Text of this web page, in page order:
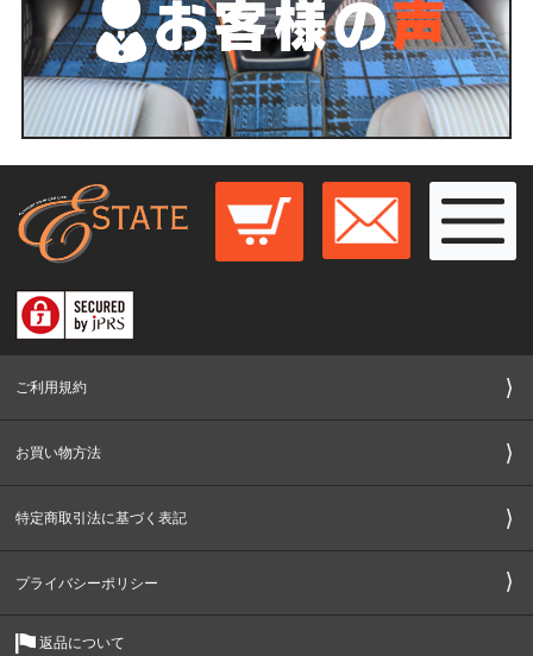
ご利用規約
お買い物方法
特定商取引法に基づく表記
プライバシーポリシー
返品について